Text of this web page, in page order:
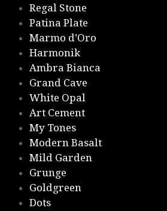
Regal Stone
Patina Plate
Marmo d’Oro
Harmonik
Ambra Bianca
Grand Cave
White Opal
Art Cement
My Tones
Modern Basalt
Mild Garden
Grunge
Goldgreen
Dots